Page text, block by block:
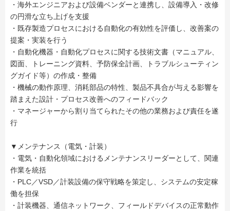
・海外エンジニアおよび設備ベンダーと連携し、設備導入・改修
の円滑な立ち上げを支援
・既存製造プロセスにおける自動化の有効性を評価し、改善案の
提案・実装を行う
・自動化機器・自動化プロセスに関する技術文書（マニュアル、
図面、トレーニング資料、予防保全計画、トラブルシューティン
グガイド等）の作成・整備
・機械の動作原理、消耗部品の特性、製品不具合が与える影響を
踏まえた設計・プロセス改善へのフィードバック
・マネージャーから割り当てられたその他の業務および責任を遂
行
▼メンテナンス（電気・計装）
・電気・自動化領域におけるメンテナンスリーダーとして、関連
作業を統括
・PLC／VSD／計装設備の保守戦略を策定し、システムの安定稼
働を担保
・計装機器、通信ネットワーク、フィールドデバイスの正常動作